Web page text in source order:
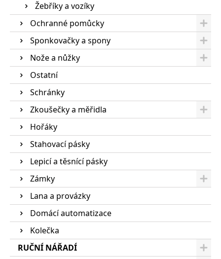
Žebříky a vozíky
Ochranné pomůcky
Sponkovačky a spony
Nože a nůžky
Ostatní
Schránky
Zkoušečky a měřidla
Hořáky
Stahovací pásky
Lepicí a těsnící pásky
Zámky
Lana a provázky
Domácí automatizace
Kolečka
RUČNÍ NÁŘADÍ